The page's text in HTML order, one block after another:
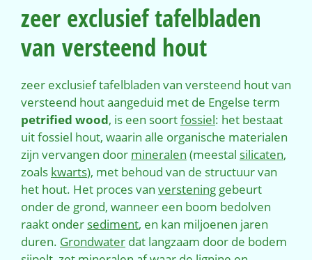
zeer exclusief tafelbladen
van versteend hout
zeer exclusief tafelbladen van versteend hout van
versteend hout aangeduid met de Engelse term
petrified wood, is een soortfossiel: het bestaat
uit fossiel hout, waarin alle organische materialen
zijn vervangen door mineralen (meestal silicaten,
zoals kwarts), met behoud van de structuur van
het hout. Het proces van verstening gebeurt
onder de grond, wanneer een boom bedolven
raakt onder sediment, en kan miljoenen jaren
duren. Grondwater dat langzaam door de bodem